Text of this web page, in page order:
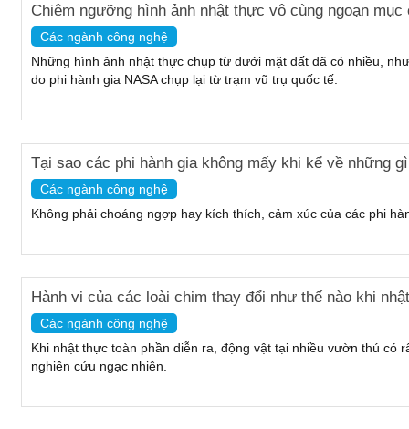
Chiêm ngưỡng hình ảnh nhật thực vô cùng ngoạn mục
Các ngành công nghệ
Những hình ảnh nhật thực chụp từ dưới mặt đất đã có nhiều,
do phi hành gia NASA chụp lại từ trạm vũ trụ quốc tế.
Tại sao các phi hành gia không mấy khi kể về những
Các ngành công nghệ
Không phải choáng ngợp hay kích thích, cảm xúc của các phi
Hành vi của các loài chim thay đổi như thế nào khi
Các ngành công nghệ
Khi nhật thực toàn phần diễn ra, động vật tại nhiều vườn thú có
nghiên cứu ngạc nhiên.